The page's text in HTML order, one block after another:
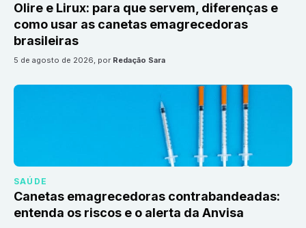
Olire e Lirux: para que servem, diferenças e
como usar as canetas emagrecedoras
brasileiras
5 de agosto de 2026, por Redação Sara
SAÚDE
Canetas emagrecedoras contrabandeadas:
entenda os riscos e o alerta da Anvisa